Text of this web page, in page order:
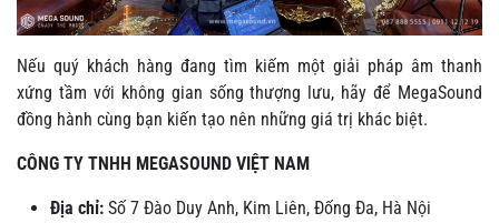
Nếu quý khách hàng đang tìm kiếm một giải pháp âm thanh
xứng tầm với không gian sống thượng lưu, hãy để MegaSound
đồng hành cùng bạn kiến tạo nên những giá trị khác biệt.
CÔNG TY TNHH MEGASOUND VIỆT NAM
Địa chỉ: Số 7 Đào Duy Anh, Kim Liên, Đống Đa, Hà Nội